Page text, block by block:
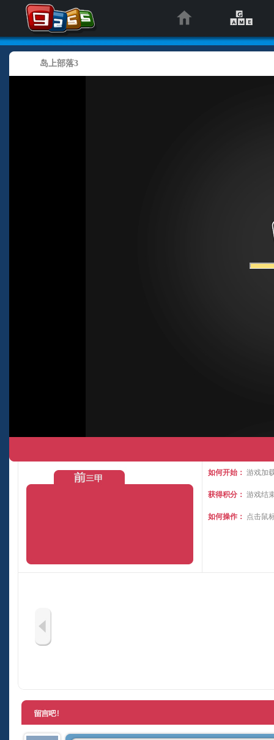
岛上部落3
如何开始： 游戏加
获得积分： 游戏结
如何操作： 点击鼠